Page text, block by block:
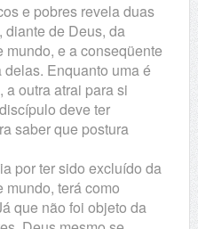
e pobres revela duas
diante de Deus, da
e a conseqüente
Enquanto uma é
outra atrai para si
deve ter
saber que postura
por ter sido excluído da
mundo, terá como
que não foi objeto da